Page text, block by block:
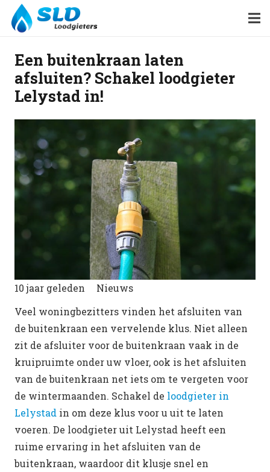
Een buitenkraan laten
afsluiten? Schakel loodgieter
Lelystad in!
10 jaar geleden
Nieuws
Veel woningbezitters vinden het afsluiten van
de buitenkraan een vervelende klus. Niet alleen
zit de afsluiter voor de buitenkraan vaak in de
kruipruimte onder uw vloer, ook is het afsluiten
van de buitenkraan net iets om te vergeten voor
de wintermaanden. Schakel de loodgieter in
Lelystad in om deze klus voor u uit te laten
voeren. De loodgieter uit Lelystad heeft een
ruime ervaring in het afsluiten van de
buitenkraan, waardoor dit klusje snel en